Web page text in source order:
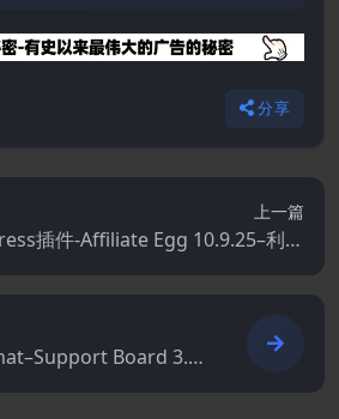
分享
上一篇
插件-Affiliate Egg 10.9.25–利基
联盟营销WordPress插件
Board 3.8.
AI插件